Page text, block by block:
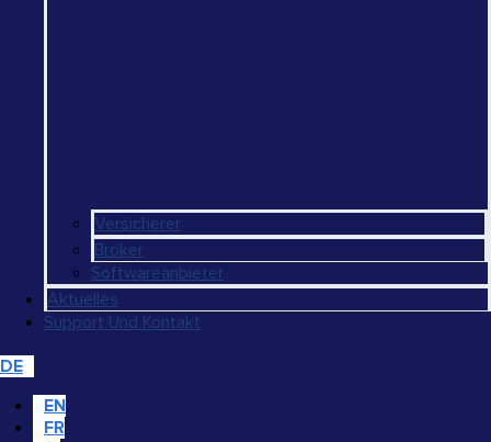
Versicherer
Broker
Softwareanbieter
Aktuelles
Support Und Kontakt
DE
EN
FR